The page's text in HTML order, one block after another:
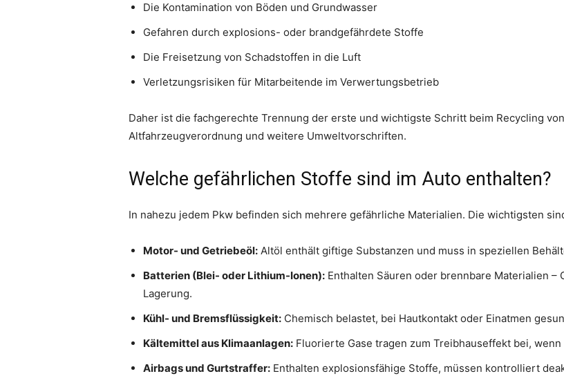
Die Kontamination von Böden und Grundwasser
Gefahren durch explosions- oder brandgefährdete Stoffe
Die Freisetzung von Schadstoffen in die Luft
Verletzungsrisiken für Mitarbeitende im Verwertungsbetrieb
Daher ist die fachgerechte Trennung der erste und wichtigste Schritt beim Recycling
Altfahrzeugverordnung und weitere Umweltvorschriften.
Welche gefährlichen Stoffe sind im Auto enthalten?
In nahezu jedem Pkw befinden sich mehrere gefährliche Materialien. Die wichtigsten
Motor- und Getriebeöl: Altöl enthält giftige Substanzen und muss in speziellen
Batterien (Blei- oder Lithium-Ionen): Enthalten Säuren oder brennbare Materialien
Lagerung.
Kühl- und Bremsflüssigkeit: Chemisch belastet, bei Hautkontakt oder Einatmen
Kältemittel aus Klimaanlagen: Fluorierte Gase tragen zum Treibhauseffekt bei,
Airbags und Gurtstraffer: Enthalten explosionsfähige Stoffe, müssen kontrolliert